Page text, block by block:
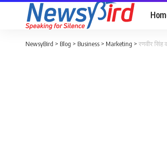
NewsyBird > Blog > Business > Marketing > रणवीर सिंह